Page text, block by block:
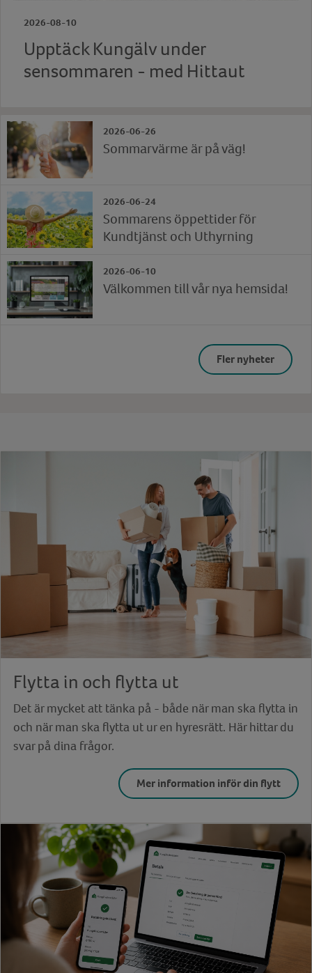
2026-08-10
Upptäck Kungälv under
sensommaren - med Hittaut
2026-06-26
Sommarvärme är på väg!
2026-06-24
Sommarens öppettider för
Kundtjänst och Uthyrning
2026-06-10
Välkommen till vår nya hemsida!
Fler nyheter
Flytta in och flytta ut
Det är mycket att tänka på - både när man ska flytta in
och när man ska flytta ut ur en hyresrätt. Här hittar du
svar på dina frågor.
Mer information inför din flytt